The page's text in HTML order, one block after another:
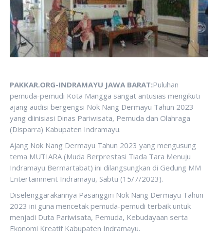
PAKKAR.ORG-INDRAMAYU JAWA BARAT:Puluhan
pemuda-pemudi Kota Mangga sangat antusias mengikuti
ajang audisi bergengsi Nok Nang Dermayu Tahun 2023
yang diinisiasi Dinas Pariwisata, Pemuda dan Olahraga
(Disparra) Kabupaten Indramayu.
Ajang Nok Nang Dermayu Tahun 2023 yang mengusung
tema MUTIARA (Muda Berprestasi Tiada Tara Menuju
Indramayu Bermartabat) ini dilangsungkan di Gedung MM
Entertainment Indramayu, Sabtu (15/7/2023).
Diselenggarakannya Pasanggiri Nok Nang Dermayu Tahun
2023 ini guna mencetak pemuda-pemudi terbaik untuk
menjadi Duta Pariwisata, Pemuda, Kebudayaan serta
Ekonomi Kreatif Kabupaten Indramayu.